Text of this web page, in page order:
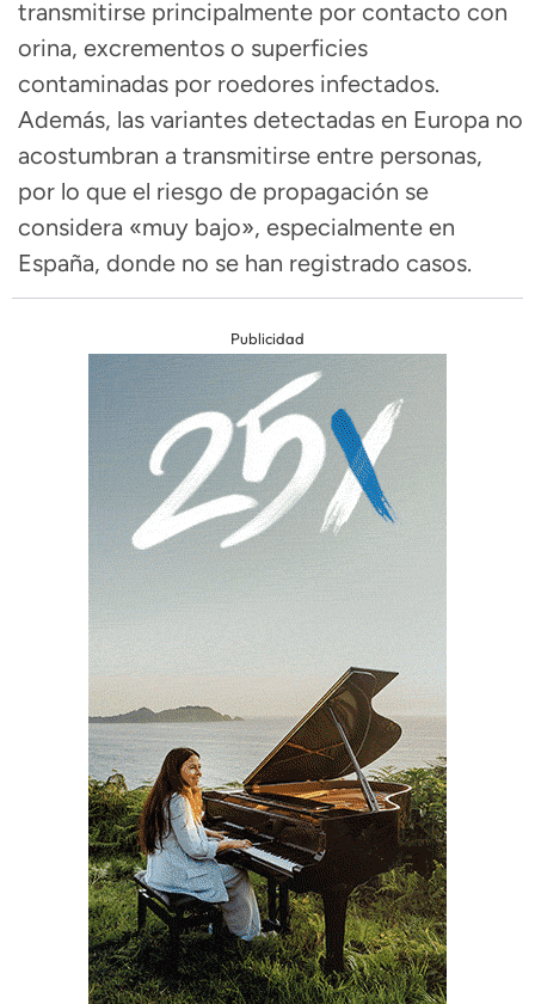
transmitirse principalmente por contacto con
orina, excrementos o superficies
contaminadas por roedores infectados.
Además, las variantes detectadas en Europa no
acostumbran a transmitirse entre personas,
por lo que el riesgo de propagación se
considera «muy bajo», especialmente en
España, donde no se han registrado casos.
Publicidad